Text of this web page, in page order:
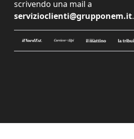
scrivendo una mail a
servizioclienti@grupponem.it.